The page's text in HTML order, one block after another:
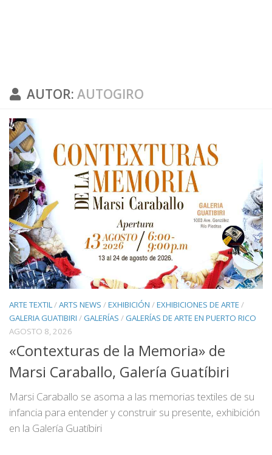
AUTOR: AUTOGIRO
ARTE TEXTIL/ARTS NEWS /EXHIBICIÓN /EXHIBICIONES DE ARTE /
GALERIA GUATIBIRI / GALERÍAS / GALERÍAS DE ARTE EN PUERTO RICO
AGOSTO 8, 2026
«Contexturas de la Memoria» de
Marsi Caraballo, Galería Guatíbiri
Marsi Caraballo se asoma a las memorias textiles de su
infancia para entender y construir su presente, exhibición
en la Galería Guatíbiri